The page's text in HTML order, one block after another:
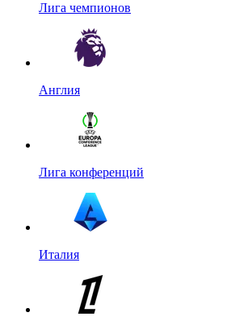
Лига чемпионов
Англия
Лига конференций
Италия